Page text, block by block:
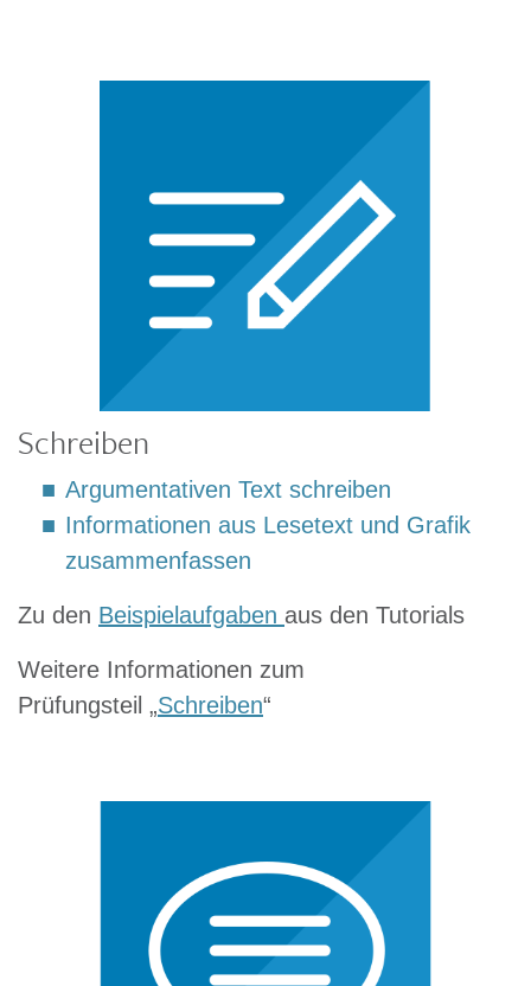
Schreiben
Argumentativen Text schreiben
Informationen aus Lesetext und Grafik
zusammenfassen
Zu den Beispielaufgaben aus den Tutorials
Weitere Informationen zum
Prüfungsteil „Schreiben“